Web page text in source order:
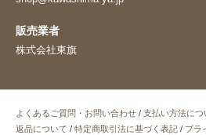
販売業者
株式会社東旗
よくあるご質問・お問い合わせ / 支払い方法につ
返品について / 特定商取引法に基づく表記 / プラ